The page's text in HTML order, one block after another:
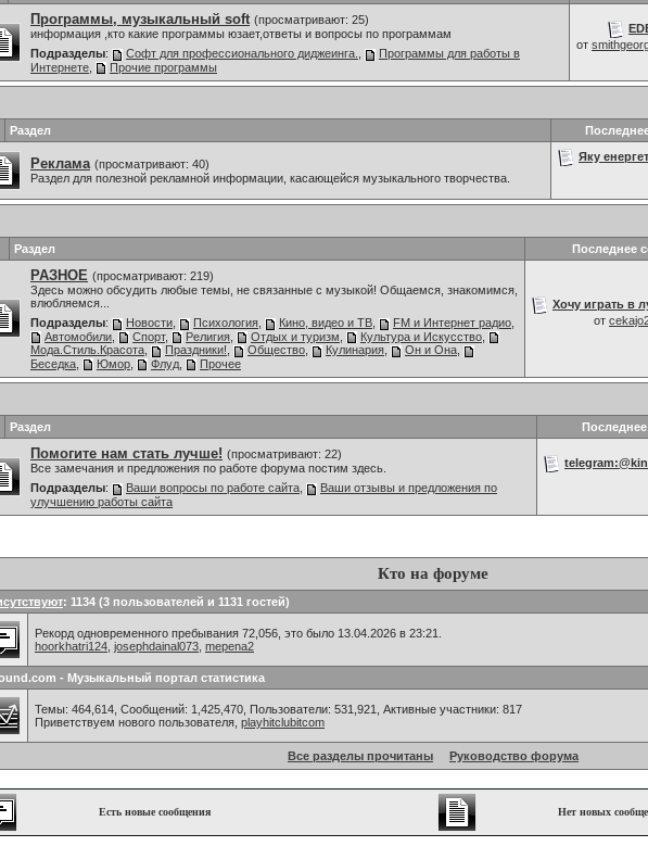
Программы, музыкальный soft (просматривают: 25)
информация ,кто какие программы юзает,ответы и вопросы по программам
Подразделы: Софт для профессионального диджеинга.
Программы для работы в
Интернете
Прочие программы
от
Раздел
Реклама (просматривают: 40)
Раздел для полезной рекламной информации, касающейся музыкального творчества.
Яку
Раздел Последнее
РАЗНОЕ (просматривают: 219)
Здесь можно обсудить любые темы, не связанные с музыкой! Общаемся, знакомимся,
влюбляемся...
Подразделы: Новости Психология Кино, видео и ТВ FM и Интернет радио
Автомобили
Спорт, Религия Отдых и туризм Культура и Искусство
Мода.Стиль.Красота
Праздники! Общество Кулинария Он и Она
Беседка
Юмор Флуд Прочее
Хочу играть в
от
Раздел
Помогите нам стать лучше! (просматривают: 22)
Все замечания и предложения по работе форума постим здесь.
Подразделы: Ваши вопросы по работе сайта
Ваши отзывы и предложения по
улучшению работы сайта
Кто на форуме
: 1134 (3 пользователей и 1131 гостей)
Рекорд одновременного пребывания 72,056, это было 13.04.2026 в 23:21.
hoorkhatri124 josephdainal073 mepena2
- Музыкальный портал статистика
Темы: 464,614, Сообщений: 1,425,470, Пользователи: 531,921, Активные участники: 817
Приветствуем нового пользователя, playhitclubitcom
Все разделы прочитаны Руководство форума
Есть новые сообщения Нет новых